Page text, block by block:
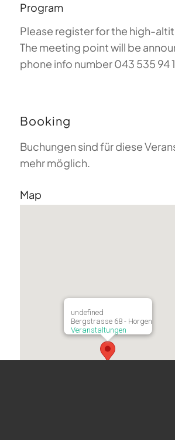
Program
Please register for the high-
The meeting point will be
phone info number 043 535 94
Booking
Buchungen sind für diese
mehr möglich.
Map
undefined
Bergstrasse 68 - Horgen
Veranstaltungen